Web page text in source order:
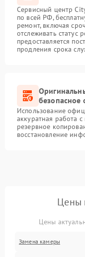
Сервисный центр
по всей РФ,
ремонт, включая
отслеживать статус
предоставляется
продления срока
безопасное
Использование
аккуратная работа
резервное
восстановление
Цены
Цены
Замена камеры